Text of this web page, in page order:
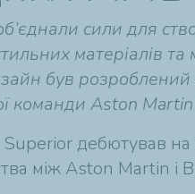
сили для
матеріалів
був
команди Aston
дебютував на
між Aston Martin і